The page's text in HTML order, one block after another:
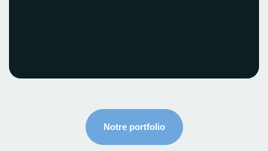
Voir le projet